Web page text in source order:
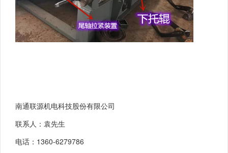
南通联源机电科技股份有限公司
联系人：袁先生
电话：1360-6279786